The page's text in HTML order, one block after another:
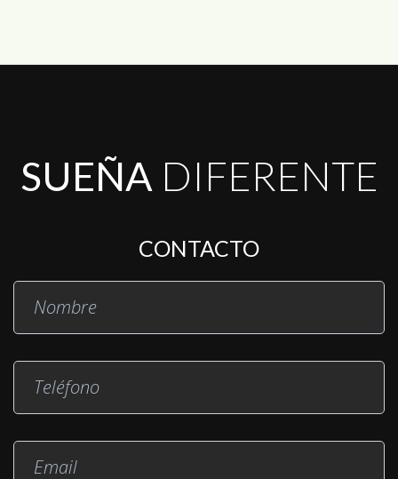
SUEÑA DIFERENTE
CONTACTO